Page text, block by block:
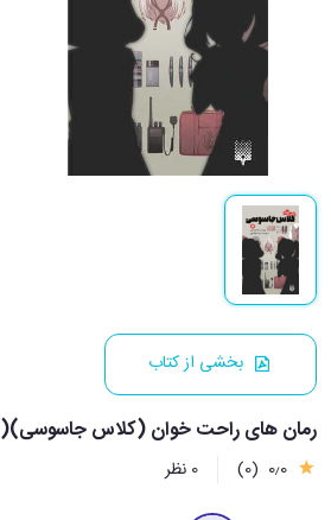
بخشی از کتاب
رمان های راحت خوان (کلاس جاسوسی)(2)
0٫0 (0) 0 نظر